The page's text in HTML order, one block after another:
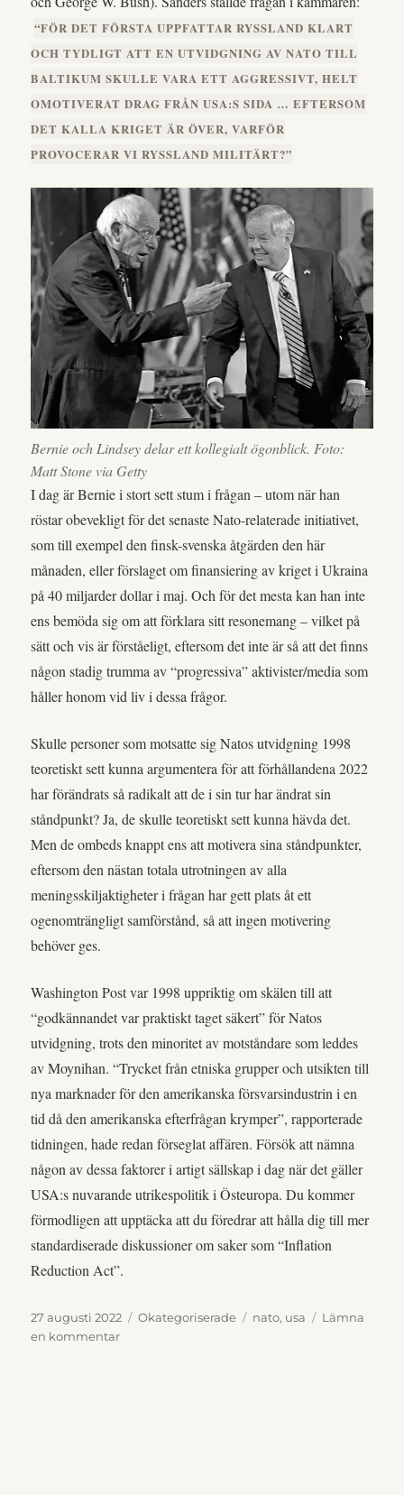
“FÖR DET FÖRSTA UPPFATTAR RYSSLAND KLART
OCH TYDLIGT ATT EN UTVIDGNING AV NATO TILL
BALTIKUM SKULLE VARA ETT AGGRESSIVT, HELT
OMOTIVERAT DRAG FRÅN USA:S SIDA … EFTERSOM
DET KALLA KRIGET ÄR ÖVER, VARFÖR
PROVOCERAR VI RYSSLAND MILITÄRT?”
Bernie och Lindsey delar ett kollegialt ögonblick. Foto:
Matt Stone via Getty
I dag är Bernie i stort sett stum i frågan – utom när han
röstar obevekligt för det senaste Nato-relaterade initiativet,
som till exempel den finsk-svenska åtgärden den här
månaden, eller förslaget om finansiering av kriget i Ukraina
på 40 miljarder dollar i maj. Och för det mesta kan han inte
ens bemöda sig om att förklara sitt resonemang – vilket på
sätt och vis är förståeligt, eftersom det inte är så att det finns
någon stadig trumma av “progressiva” aktivister/media som
håller honom vid liv i dessa frågor.
Skulle personer som motsatte sig Natos utvidgning 1998
teoretiskt sett kunna argumentera för att förhållandena 2022
har förändrats så radikalt att de i sin tur har ändrat sin
ståndpunkt? Ja, de skulle teoretiskt sett kunna hävda det.
Men de ombeds knappt ens att motivera sina ståndpunkter,
eftersom den nästan totala utrotningen av alla
meningsskiljaktigheter i frågan har gett plats åt ett
ogenomträngligt samförstånd, så att ingen motivering
behöver ges.
Washington Post var 1998 uppriktig om skälen till att
“godkännandet var praktiskt taget säkert” för Natos
utvidgning, trots den minoritet av motståndare som leddes
av Moynihan. “Trycket från etniska grupper och utsikten till
nya marknader för den amerikanska försvarsindustrin i en
tid då den amerikanska efterfrågan krymper”, rapporterade
tidningen, hade redan förseglat affären. Försök att nämna
någon av dessa faktorer i artigt sällskap i dag när det gäller
USA:s nuvarande utrikespolitik i Östeuropa. Du kommer
förmodligen att upptäcka att du föredrar att hålla dig till mer
standardiserade diskussioner om saker som “Inflation
Reduction Act”.
Publicerat
den
27 augusti 2022 Kategorier
Okategoriserade Etiketter
nato, usa
Lämna
en kommentartill